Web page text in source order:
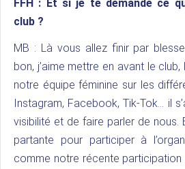
FFH : Et si je te demande ce
club ?
MB : Là vous allez finir par
bon, j’aime mettre en avant le
notre équipe féminine sur les
Instagram, Facebook, Tik-Tok… il
visibilité et de faire parler de nous.
partante pour participer à
comme notre récente